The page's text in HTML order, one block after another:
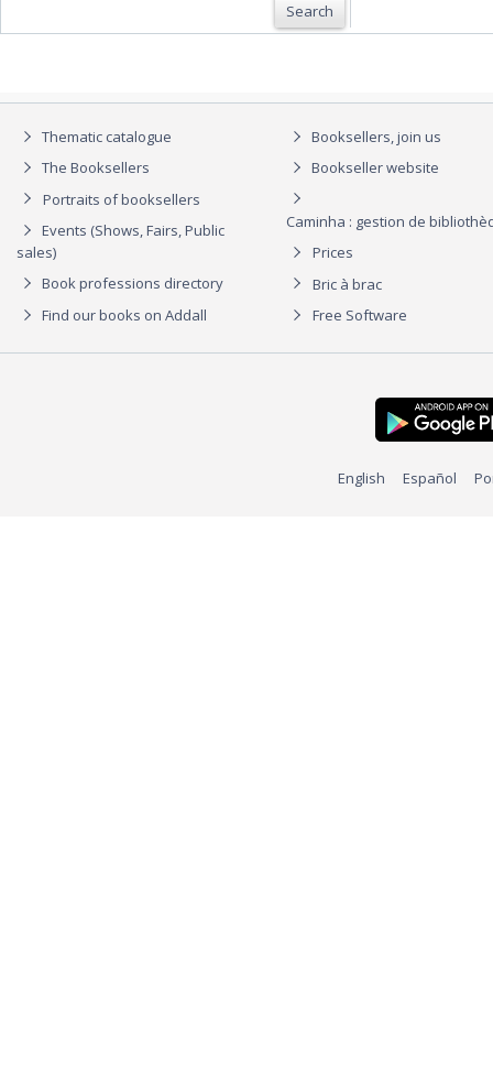
Search
Thematic catalogue
The Booksellers
Portraits of booksellers
Events (Shows, Fairs, Public
sales)
Book professions directory
Find our books on Addall
Booksellers, join us
Bookseller website
Caminha : gestion de
Prices
Bric à brac
Free Software
English Español